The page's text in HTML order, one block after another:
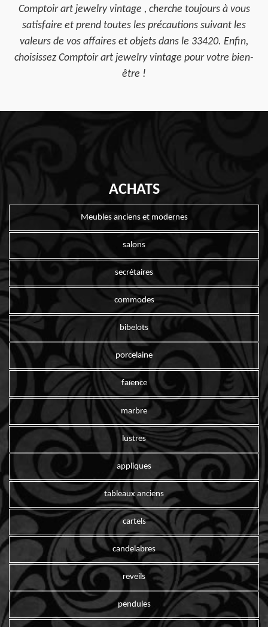
Comptoir art jewelry vintage , cherche toujours à vous
satisfaire et prend toutes les précautions suivant les
valeurs de vos affaires et objets dans le 33420. Enfin,
choisissez Comptoir art jewelry vintage pour votre bien-
être !
ACHATS
Meubles anciens et modernes
salons
secrétaires
commodes
bibelots
porcelaine
faïence
marbre
lustres
appliques
tableaux anciens
cartels
candelabres
reveils
pendules